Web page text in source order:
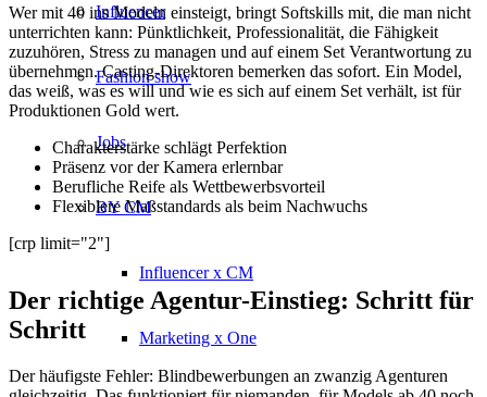
Influencer
Fashion show
Jobs
BY CM
Influencer x CM
Marketing x One
Wer mit 40 ins Modeln einsteigt, bringt Softskills mit, die man nicht
unterrichten kann: Pünktlichkeit, Professionalität, die Fähigkeit
zuzuhören, Stress zu managen und auf einem Set Verantwortung zu
übernehmen. Casting-Direktoren bemerken das sofort. Ein Model,
das weiß, was es will und wie es sich auf einem Set verhält, ist für
Produktionen Gold wert.
Charakterstärke schlägt Perfektion
Präsenz vor der Kamera erlernbar
Berufliche Reife als Wettbewerbsvorteil
Flexiblere Maßstandards als beim Nachwuchs
[crp limit="2"]
Der richtige Agentur-Einstieg: Schritt für
Schritt
Der häufigste Fehler: Blindbewerbungen an zwanzig Agenturen